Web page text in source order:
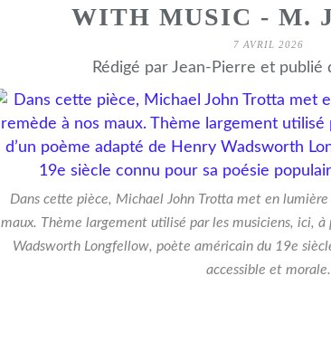
WITH MUSIC - M.
7 AVRIL 2026
Rédigé par Jean-Pierre et publié
Dans cette pièce, Michael John Trotta met en
maux. Thème largement utilisé par les musiciens, ici, à
Wadsworth Longfellow, poète américain du 19e
accessible et morale.